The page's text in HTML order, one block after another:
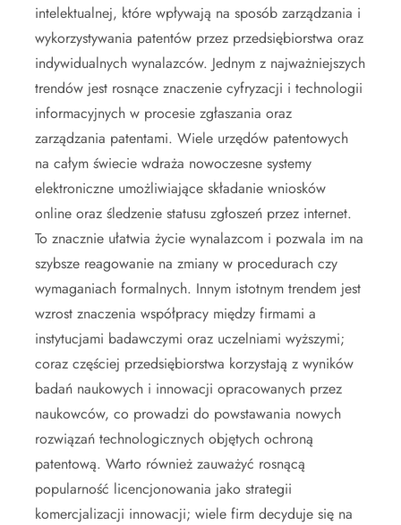
intelektualnej, które wpływają na sposób zarządzania i
wykorzystywania patentów przez przedsiębiorstwa oraz
indywidualnych wynalazców. Jednym z najważniejszych
trendów jest rosnące znaczenie cyfryzacji i technologii
informacyjnych w procesie zgłaszania oraz
zarządzania patentami. Wiele urzędów patentowych
na całym świecie wdraża nowoczesne systemy
elektroniczne umożliwiające składanie wniosków
online oraz śledzenie statusu zgłoszeń przez internet.
To znacznie ułatwia życie wynalazcom i pozwala im na
szybsze reagowanie na zmiany w procedurach czy
wymaganiach formalnych. Innym istotnym trendem jest
wzrost znaczenia współpracy między firmami a
instytucjami badawczymi oraz uczelniami wyższymi;
coraz częściej przedsiębiorstwa korzystają z wyników
badań naukowych i innowacji opracowanych przez
naukowców, co prowadzi do powstawania nowych
rozwiązań technologicznych objętych ochroną
patentową. Warto również zauważyć rosnącą
popularność licencjonowania jako strategii
komercjalizacji innowacji; wiele firm decyduje się na